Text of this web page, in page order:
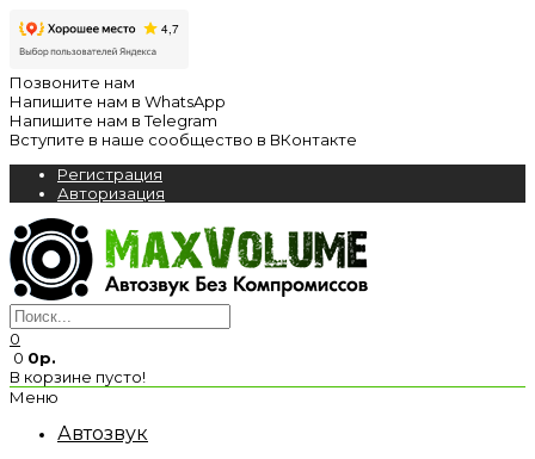
Позвоните нам
Напишите нам в WhatsApp
Напишите нам в Telegram
Вступите в наше сообщество в ВКонтакте
Регистрация
Авторизация
0
0 0р.
В корзине пусто!
Меню
Автозвук